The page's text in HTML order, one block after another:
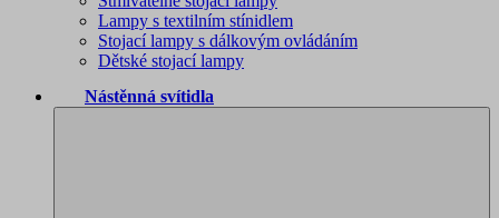
Lampy s textilním stínidlem
Stojací lampy s dálkovým ovládáním
Dětské stojací lampy
Nástěnná svítidla